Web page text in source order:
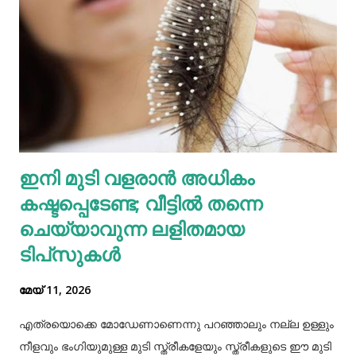
അടങ്ങിയിട്ടുണ്ട്, പ്രോട്ടീന്റെ മികച്ച സ്രോതസ്സാണ്.
വെള്ളകടല... പ്രോട്ടീൻ, ഫോളേറ്റ് (വിറ്റാമിൻ ബി 9), ഇരുമ്പ്,
സിങ്ക്, നാരുകൾ എന്നിവയുടെ മികച്ച ഉറവിടമാണ്
വെള്ളക്കടല. നാരുകളും പ്രോട്ടീനുകളും
അടങ്ങിയിരിക്കുന്നതിനാൽ വെള്ളക്കടല പതിവായി
കഴിക്കുന്നത് ചില രോഗങ്ങൾ തടയാൻ സഹായിക്കുന്നു. റാഗി...
എല്ലാത്തരം തിനയും പോഷകസമൃദ്ധമാണെങ്കിലും, റാഗിക്ക്
ചില പ്രത്യേക ഗുണങ്ങളുണ്ട്. റാഗി ഗ്ലൂറ്റൻ രഹിതവും
പ്രോട്ടീനാൽ സമ്പുഷ്ടവുമാണ്. മറ്റ് തിനകളേക്കാൾ കൂടുതൽ
കാൽസ്യ...
ഇനി മുടി വളരാൻ അധികം
കഷ്ടപ്പെടേണ്ട; വീട്ടിൽ തന്നെ
ചെയ്യാവുന്ന ലളിതമായ
ടിപ്‌സുകൾ
മേയ് 11, 2026
എത്രയൊക്കെ മോഡേണാണെന്നു പറഞ്ഞാലും നല്ല ഉള്ളും
നീളവും ഭംഗിയുമുള്ള മുടി സ്ത്രീകളേയും സ്ത്രീകളുടെ ഈ മുടി